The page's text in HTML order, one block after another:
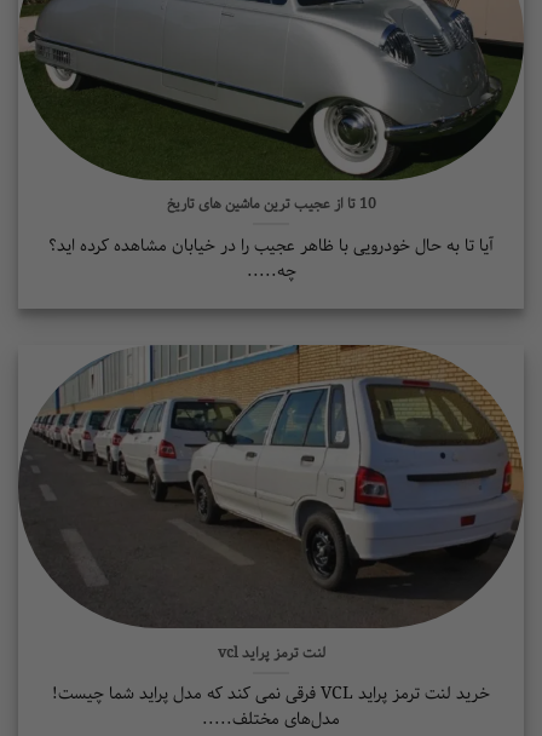
تا به حال خودرویی با ظاهر عجیب را در خیابان مشاهده کرده اید؟
لنت ترمز پراید vcl
خرید لنت ترمز پراید VCL فرقی نمی کند که مدل پراید شما چیست!
مدل‌های مختلف.....